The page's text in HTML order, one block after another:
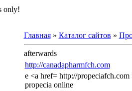
only!
Главная» Каталог сайтов »
afterwards
http://canadapharmfch.com
e <a href= http://
propecia online